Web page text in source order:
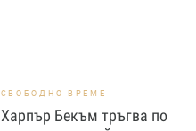
СВОБОДНО ВРЕМЕ
Харпър Бекъм тръгва по